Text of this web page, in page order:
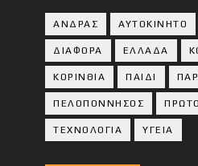
ΑΝΔΡΑΣ ΑΥΤΟΚΙΝΗΤΟ
ΔΙΑΦΟΡΑ ΕΛΛΑΔΑ
ΚΟΡΙΝΘΙA ΠΑΙΔΙ
ΠΕΛΟΠΟΝΝΗΣΟΣ
ΤΕΧΝΟΛΟΓΙΑ ΥΓΕΙΑ